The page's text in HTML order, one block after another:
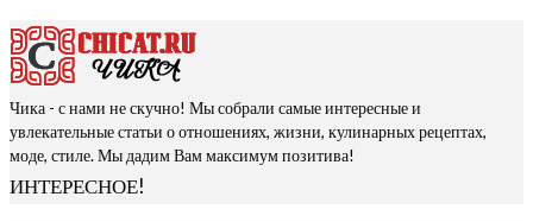
Чика - с нами не скучно! Мы собрали самые интересные и
увлекательные статьи о отношениях, жизни, кулинарных рецептах,
моде, стиле. Мы дадим Вам максимум позитива!
ИНТЕРЕСНОЕ!